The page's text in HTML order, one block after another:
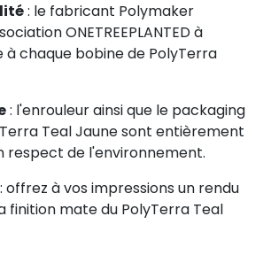
: le fabricant Polymaker
ONETREEPLANTED à
chaque bobine de PolyTerra
: l'enrouleur ainsi que le packaging
Teal Jaune sont entièrement
respect de l'environnement.
: offrez à vos impressions un rendu
finition mate du PolyTerra Teal